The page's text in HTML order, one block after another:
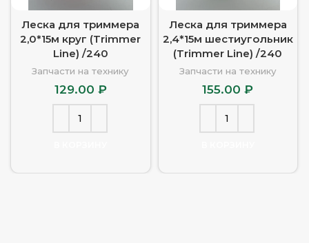
Леска для триммера
2,0*15м круг (Trimmer
Line) /240
Запчасти на технику
129.00 ₽
Леска для триммера
2,4*15м шестиугольник
(Trimmer Line) /240
Запчасти на технику
155.00₽